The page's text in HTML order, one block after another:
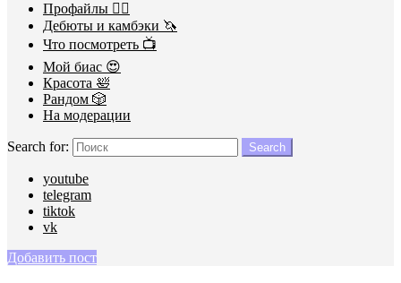
Профайлы 🕵️‍♀️
Дебюты и камбэки 🦄
Что посмотреть 📺
Мой биас 😍
Красота 🛀
Рандом 🎲
На модерации
Search for: Search
youtube
telegram
tiktok
vk
Добавить пост